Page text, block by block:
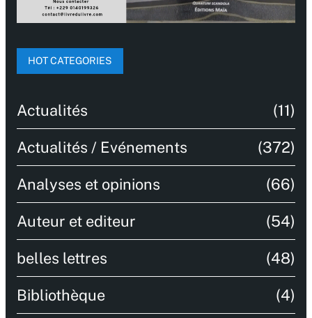
HOT CATEGORIES
Actualités (11)
Actualités / Evénements (372)
Analyses et opinions (66)
Auteur et editeur (54)
belles lettres (48)
Bibliothèque (4)